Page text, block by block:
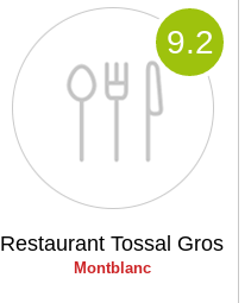
Restaurant Tossal Gros
Montblanc
9.2